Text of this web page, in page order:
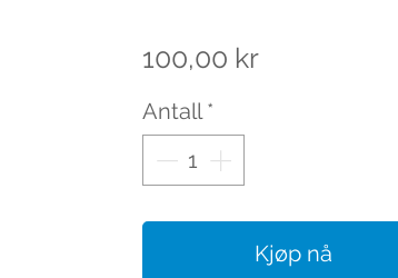
100,00 krPris
Antall *
Kjøp nå